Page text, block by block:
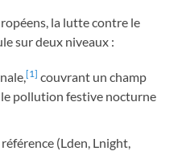
la lutte contre le
sur deux niveaux :
[1] couvrant un champ
pollution festive nocturne
(Lden, Lnight,